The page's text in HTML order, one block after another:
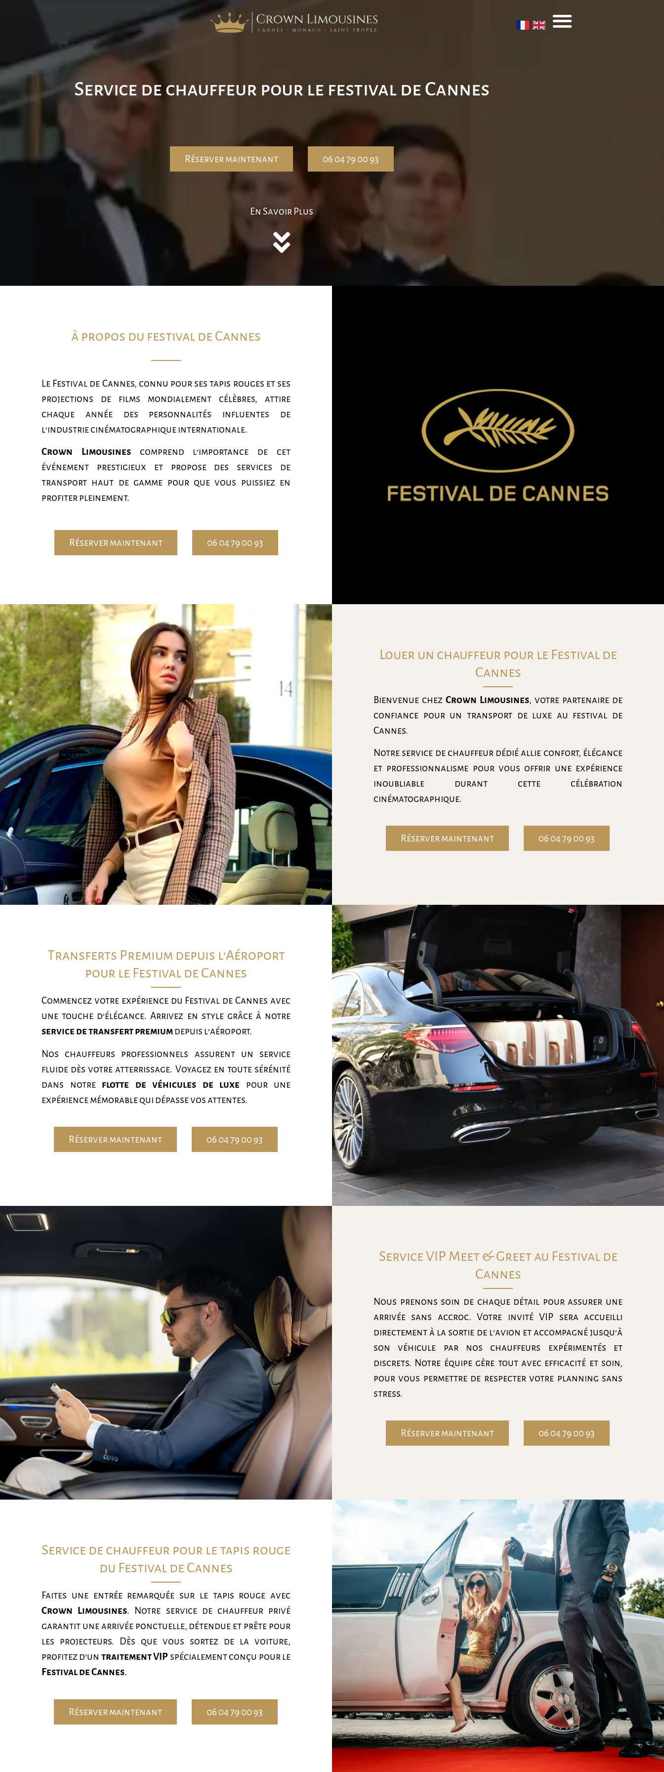
Service de chauffeur pour le festival de Cannes
Réserver maintenant 06 04 79 00 93
En Savoir Plus
à propos du festival de Cannes
Le Festival de Cannes, connu pour ses tapis rouges et ses
projections de films mondialement célèbres, attire
chaque année des personnalités influentes de
l’industrie cinématographique internationale.
Crown Limousinescomprend l’importance de cet
événement prestigieux et propose des services de
transport haut de gamme pour que vous puissiez en
profiter pleinement.
Réserver maintenant 06 04 79 00 93
Louer un chauffeur pour le Festival de
Cannes
Bienvenue chez Crown Limousines, votre partenaire de
confiance pour un transport de luxe au festival de
Cannes.
Notre service de chauffeur dédié allie confort, élégance
et professionnalisme pour vous offrir une expérience
inoubliable durant cette célébration
cinématographique.
Réserver maintenant 06 04 79 00 93
Transferts Premium depuis l'Aéroport
pour le Festival de Cannes
Commencez votre expérience du Festival de Cannes avec
une touche d’élégance. Arrivez en style grâce à notre
service de transfert premiumdepuis l’aéroport.
Nos chauffeurs professionnels assurent un service
fluide dès votre atterrissage. Voyagez en toute sérénité
dans notre flotte de véhicules de luxe pour une
expérience mémorable qui dépasse vos attentes.
Réserver maintenant 06 04 79 00 93
Service VIP Meet & Greet au Festival de
Cannes
Nous prenons soin de chaque détail pour assurer une
arrivée sans accroc. Votre invité VIP sera accueilli
directement à la sortie de l’avion et accompagné jusqu’à
son véhicule par nos chauffeurs expérimentés et
discrets. Notre équipe gère tout avec efficacité et soin,
pour vous permettre de respecter votre planning sans
stress.
Réserver maintenant 06 04 79 00 93
Service de chauffeur pour le tapis rouge
du Festival de Cannes
Faites une entrée remarquée sur le tapis rouge avec
Crown Limousines. Notre service de chauffeur privé
garantit une arrivée ponctuelle, détendue et prête pour
les projecteurs. Dès que vous sortez de la voiture,
profitez d’un traitement VIP spécialement conçu pour le
Festival de Cannes.
Réserver maintenant 06 04 79 00 93